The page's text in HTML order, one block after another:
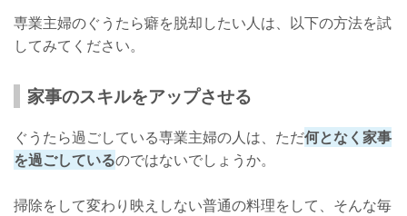
専業主婦のぐうたら癖を脱却したい人は、以下の方法を試
してみてください。
家事のスキルをアップさせる
ぐうたら過ごしている専業主婦の人は、ただ何となく家事
を過ごしているのではないでしょうか。
掃除をして変わり映えしない普通の料理をして、そんな毎